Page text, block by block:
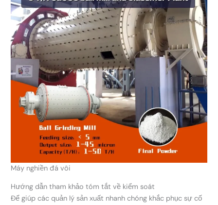
Máy nghiền đá vôi
Hướng dẫn tham khảo tóm tắt về kiểm soát
Để giúp các quản lý sản xuất nhanh chóng khắc phục sự cố